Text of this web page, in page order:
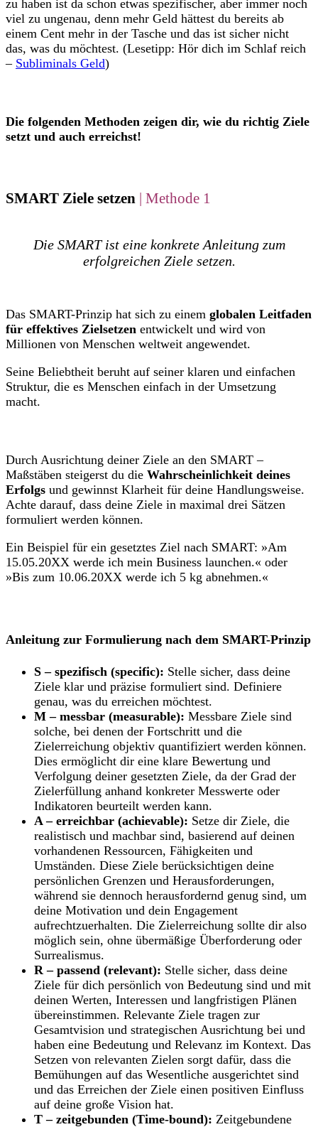
zu haben ist da schon etwas spezifischer, aber immer noch
viel zu ungenau, denn mehr Geld hättest du bereits ab
einem Cent mehr in der Tasche und das ist sicher nicht
das, was du möchtest. (Lesetipp: Hör dich im Schlaf reich
– Subliminals Geld)
Die folgenden Methoden zeigen dir, wie du richtig Ziele
setzt und auch erreichst!
SMART Ziele setzen | Methode 1
Die SMART ist eine konkrete Anleitung zum
erfolgreichen Ziele setzen.
Das SMART-Prinzip hat sich zu einem globalen Leitfaden
für effektives Zielsetzen entwickelt und wird von
Millionen von Menschen weltweit angewendet.
Seine Beliebtheit beruht auf seiner klaren und einfachen
Struktur, die es Menschen einfach in der Umsetzung
macht.
Durch Ausrichtung deiner Ziele an den SMART –
Maßstäben steigerst du die Wahrscheinlichkeit deines
Erfolgs und gewinnst Klarheit für deine Handlungsweise.
Achte darauf, dass deine Ziele in maximal drei Sätzen
formuliert werden können.
Ein Beispiel für ein gesetztes Ziel nach SMART: »Am
15.05.20XX werde ich mein Business launchen.« oder
»Bis zum 10.06.20XX werde ich 5 kg abnehmen.«
Anleitung zur Formulierung nach dem SMART-Prinzip
S – spezifisch (specific): Stelle sicher, dass deine
Ziele klar und präzise formuliert sind. Definiere
genau, was du erreichen möchtest.
M – messbar (measurable): Messbare Ziele sind
solche, bei denen der Fortschritt und die
Zielerreichung objektiv quantifiziert werden können.
Dies ermöglicht dir eine klare Bewertung und
Verfolgung deiner gesetzten Ziele, da der Grad der
Zielerfüllung anhand konkreter Messwerte oder
Indikatoren beurteilt werden kann.
A – erreichbar (achievable): Setze dir Ziele, die
realistisch und machbar sind, basierend auf deinen
vorhandenen Ressourcen, Fähigkeiten und
Umständen. Diese Ziele berücksichtigen deine
persönlichen Grenzen und Herausforderungen,
während sie dennoch herausfordernd genug sind, um
deine Motivation und dein Engagement
aufrechtzuerhalten. Die Zielerreichung sollte dir also
möglich sein, ohne übermäßige Überforderung oder
Surrealismus.
R – passend (relevant): Stelle sicher, dass deine
Ziele für dich persönlich von Bedeutung sind und mit
deinen Werten, Interessen und langfristigen Plänen
übereinstimmen. Relevante Ziele tragen zur
Gesamtvision und strategischen Ausrichtung bei und
haben eine Bedeutung und Relevanz im Kontext. Das
Setzen von relevanten Zielen sorgt dafür, dass die
Bemühungen auf das Wesentliche ausgerichtet sind
und das Erreichen der Ziele einen positiven Einfluss
auf deine große Vision hat.
T – zeitgebunden (Time-bound): Zeitgebundene